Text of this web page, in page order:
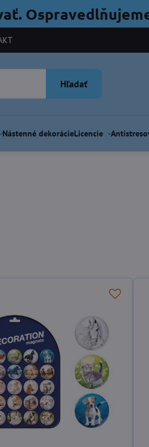
Hľadať
Nástenné dekorácieLicencie